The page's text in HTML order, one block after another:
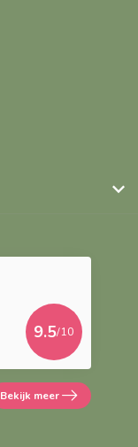
9.5/10
Bekijk meer